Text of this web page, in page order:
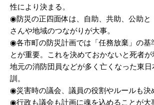
性により決まる。
◉防災の正四面体は、自助、共助、公助と
さんや地域のつながりが大事。
◉各市町の防災計画では「任務放棄」の基
とが重要。これを決めておかないと死者が
地元の消防団員などが多く亡くなった東日
訓。
◉災害時の議会、議員の役割やルールも決
◉行政も議会も計画に魂を込めることが大